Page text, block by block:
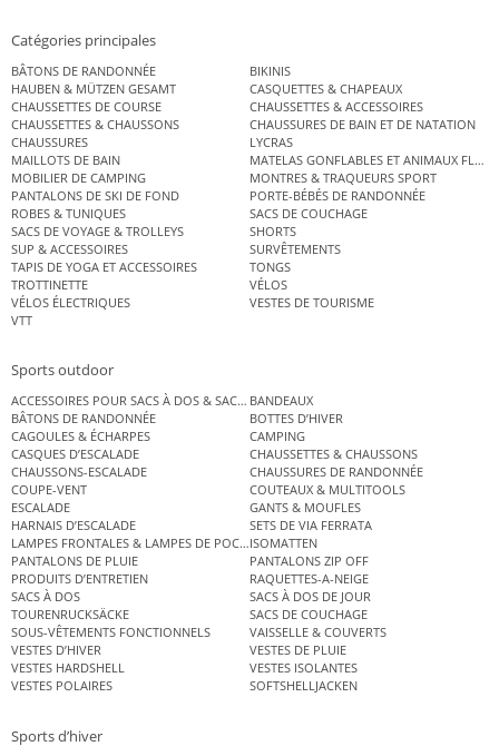
Catégories principales
BÂTONS DE RANDONNÉE
BIKINIS
HAUBEN & MÜTZEN GESAMT
CASQUETTES & CHAPEAUX
CHAUSSETTES DE COURSE
CHAUSSETTES & ACCESSOIRES
CHAUSSETTES & CHAUSSONS
CHAUSSURES DE BAIN ET DE NATATION
CHAUSSURES
LYCRAS
MAILLOTS DE BAIN
MATELAS GONFLABLES ET ANIMAUX
MOBILIER DE CAMPING
MONTRES & TRAQUEURS SPORT
PANTALONS DE SKI DE FOND
PORTE-BÉBÉS DE RANDONNÉE
ROBES & TUNIQUES
SACS DE COUCHAGE
SACS DE VOYAGE & TROLLEYS
SHORTS
SUP & ACCESSOIRES
SURVÊTEMENTS
TAPIS DE YOGA ET ACCESSOIRES
TONGS
TROTTINETTE
VÉLOS
VÉLOS ÉLECTRIQUES
VESTES DE TOURISME
VTT
Sports outdoor
ACCESSOIRES POUR SACS À DOS & SACS ÉTANCHES
BANDEAUX
BÂTONS DE RANDONNÉE
BOTTES D’HIVER
CAGOULES & ÉCHARPES
CAMPING
CASQUES D’ESCALADE
CHAUSSETTES & CHAUSSONS
CHAUSSONS-ESCALADE
CHAUSSURES DE RANDONNÉE
COUPE-VENT
COUTEAUX & MULTITOOLS
ESCALADE
GANTS & MOUFLES
HARNAIS D’ESCALADE
SETS DE VIA FERRATA
LAMPES FRONTALES & LAMPES DE POCHEISOMATTEN
PANTALONS DE PLUIE
PANTALONS ZIP OFF
PRODUITS D’ENTRETIEN
RAQUETTES-A-NEIGE
SACS À DOS
SACS À DOS DE JOUR
TOURENRUCKSÄCKE
SACS DE COUCHAGE
SOUS-VÊTEMENTS FONCTIONNELS
VAISSELLE & COUVERTS
VESTES D’HIVER
VESTES DE PLUIE
VESTES HARDSHELL
VESTES ISOLANTES
VESTES POLAIRES
SOFTSHELLJACKEN
Sports d’hiver